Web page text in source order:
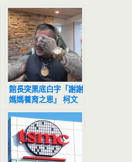
館長突黑底白字「謝謝
媽媽養育之恩」 柯文
哲：館長節哀